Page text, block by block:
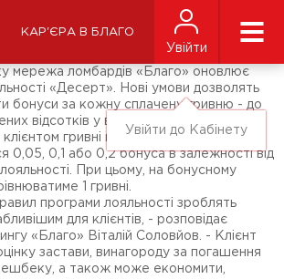
КАР'ЄРА В БЛАГО
Увійти
Увійти до Кабінету
мережа ломбардів «Благо» оновлює
«Десерт». Нові умови дозволять
бонуси за кожну сплачену гривню - до
відсотків у вигляді кешбеку.
гривні на бонусний рахунок
0,05, 0,1 або 0,2 бонуса в залежності від
При цьому, на бонусному
1 гривні.
програми лояльності зроблять
для клієнтів, - розповідає
«Благо» Віталій Соловйов. - Клієнт
застави, винагороду за погашення
кешбеку, а також може економити,